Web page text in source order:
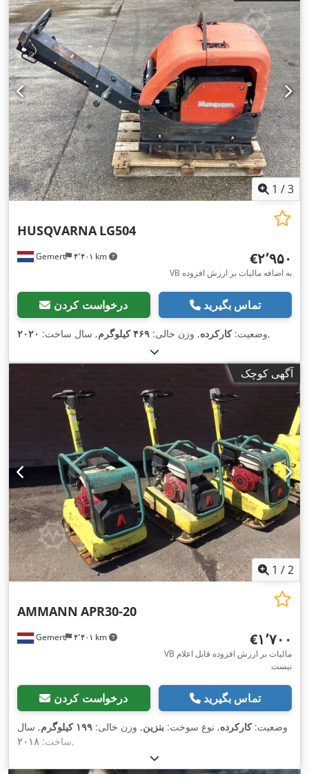
1 /3
Gemert ۴٬۴۰۱ km
HUSQVARNA LG504
‎€۲٬۹۵۰
VB به اضافه مالیات بر ارزش افزوده
درخواست کردن تماس بگیرید
وضعیت:کارکرده, وزن خالی: ۴۶۹ کیلوگرم , سال ساخت: ۲۰۲۰ ,
آگهی کوچک
1 /2
Gemert ۴٬۴۰۱ km
AMMANN APR30-20
‎€۱٬۷۰۰
VB مالیات بر ارزش افزوده قابل اعلام
نیست
درخواست کردن تماس بگیرید
وضعیت:کارکرده, نوع سوخت: بنزین, وزن خالی: ۱۹۹ کیلوگرم
, سال
ساخت: ۲۰۱۸ ,